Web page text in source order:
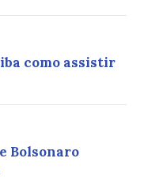
como assistir
Bolsonaro